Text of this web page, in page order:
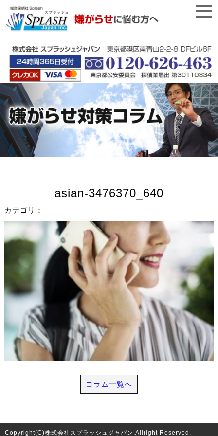
asian-3476370_640
カテゴリ：
コラム一覧へ
Copyright(C)株式会社スプラッシュジャパン,Allright Reserved.